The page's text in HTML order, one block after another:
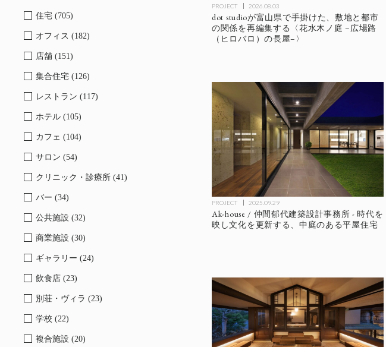
PROJECT 2026.08.03
dot studioが富山県で手掛けた、敷地と都市
の関係を再編集する〈花水木ノ庭 –広場路
（ヒロバロ）の長屋–〉
PROJECT 2025.09.29
Ak-house / 仲間郁代建築設計事務所 - 時代を
映し文化を更新する、中庭のある平屋住宅
住宅 (705)
オフィス (182)
店舗 (151)
集合住宅 (126)
レストラン (117)
ホテル (105)
カフェ (104)
サロン (54)
クリニック・診療所 (41)
バー (34)
公共施設 (32)
商業施設 (30)
ギャラリー (24)
飲食店 (23)
別荘・ヴィラ (23)
学校 (22)
複合施設 (20)